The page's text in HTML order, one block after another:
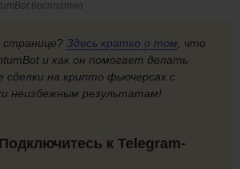
бесплатно
странице? Здесь кратко о том , что
и как он помогает делать
сделки на крипто фьючерсах с
неизбежным результатам!
к Telegram-